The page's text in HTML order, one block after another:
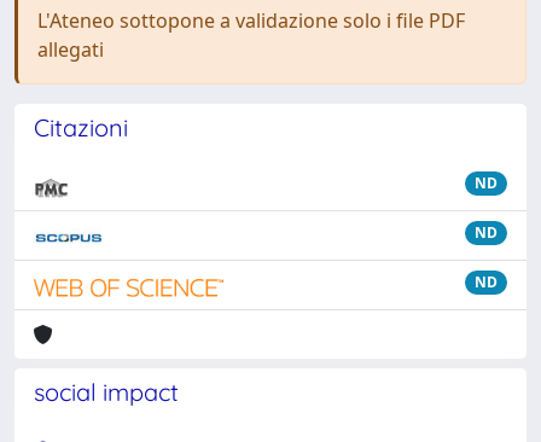
L'Ateneo sottopone a validazione solo i file PDF
allegati
Citazioni
ND
ND
ND
social impact